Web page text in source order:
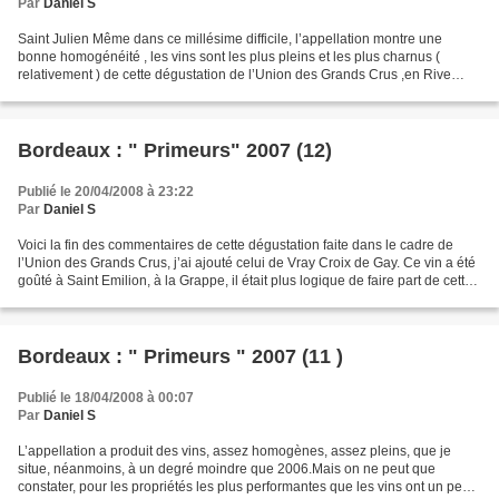
Par Daniel S
Saint Julien Même dans ce millésime difficile, l’appellation montre une
bonne homogénéité , les vins sont les plus pleins et les plus charnus (
relativement ) de cette dégustation de l’Union des Grands Crus ,en Rive
Bordeaux : " Primeurs" 2007 (12)
Publié le 20/04/2008 à 23:22
Par Daniel S
Voici la fin des commentaires de cette dégustation faite dans le cadre de
l’Union des Grands Crus, j’ai ajouté celui de Vray Croix de Gay. Ce vin a été
goûté à Saint Emilion, à la Grappe, il était plus logique de faire part de cette
Bordeaux : " Primeurs " 2007 (11 )
Publié le 18/04/2008 à 00:07
Par Daniel S
L’appellation a produit des vins, assez homogènes, assez pleins, que je
situe, néanmoins, à un degré moindre que 2006.Mais on ne peut que
constater, pour les propriétés les plus performantes que les vins ont un peu